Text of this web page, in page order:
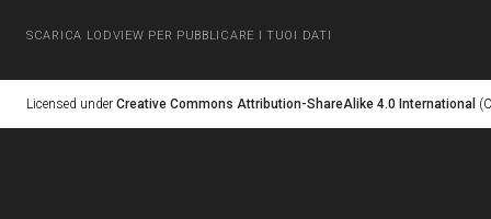
SCARICA LODVIEW PER PUBBLICARE I TUOI DATI
Licensed under Creative Commons Attribution-ShareAlike 4.0 International